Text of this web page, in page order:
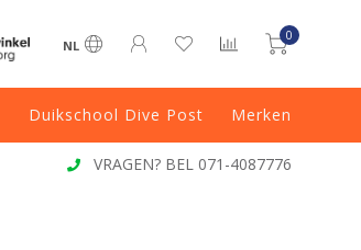
NL
0
Duikschool Dive Post Merken
VRAGEN? BEL 071-4087776